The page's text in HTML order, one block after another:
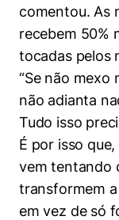
comentou. As
recebem 50%
tocadas pelos
“Se não mexo
não adianta
Tudo isso
É por isso
vem tentando
transformem a
em vez de só